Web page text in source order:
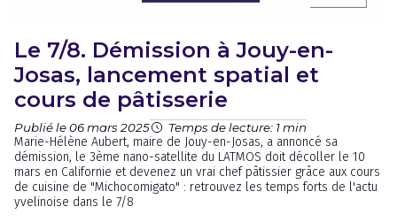
Le 7/8. Démission à Jouy-en-
Josas, lancement spatial et
cours de pâtisserie
Publié le 06 mars 2025 Temps de lecture: 1 min
Marie-Hélène Aubert, maire de Jouy-en-Josas, a annoncé sa
démission, le 3ème nano-satellite du LATMOS doit décoller le 10
mars en Californie et devenez un vrai chef pâtissier grâce aux cours
de cuisine de "Michocomigato" : retrouvez les temps forts de l'actu
yvelinoise dans le 7/8